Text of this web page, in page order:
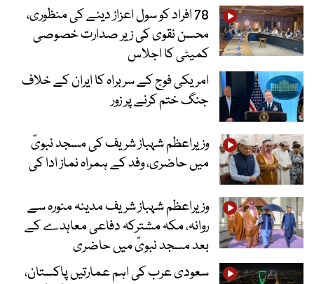
78 افراد کو سول اعزاز دینے کی منظوری،
محسن نقوی کی زیر صدارت خصوصی
کمیٹی کا اجلاس
امریکی فوج کے سربراہ کا ایران کے خلاف
جنگ ختم کرنے پر زور
وزیراعظم شہباز شریف کی مسجد نبویؐ
میں حاضری، وفد کے ہمراہ نماز ادا کی
وزیراعظم شہباز شریف مدینہ منورہ سے
روانہ، مکہ مشترکہ دفاعی معاہدے کے
بعد مسجد نبویؐ میں حاضری
سعودی عرب کی اہم عمارتیں پاکستان،